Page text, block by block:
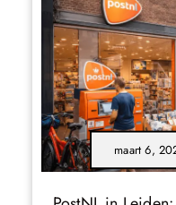
maart 6,